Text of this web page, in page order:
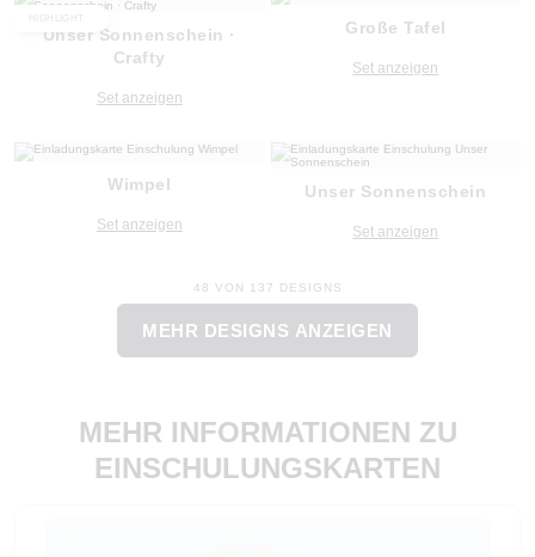
Unser Sonnenschein ·
Crafty
Set anzeigen
Große Tafel
Set anzeigen
Wimpel
Set anzeigen
Unser Sonnenschein
Set anzeigen
48 VON 137 DESIGNS
MEHR DESIGNS ANZEIGEN
MEHR INFORMATIONEN ZU
EINSCHULUNGSKARTEN